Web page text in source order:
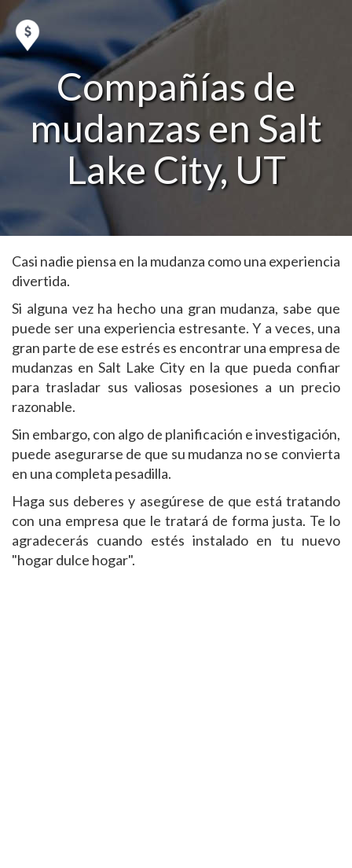
Compañías de
mudanzas en Salt
Lake City, UT
Casi nadie piensa en la mudanza como una experiencia
divertida.
Si alguna vez ha hecho una gran mudanza, sabe que
puede ser una experiencia estresante. Y a veces, una
gran parte de ese estrés es encontrar una empresa de
mudanzas en Salt Lake City en la que pueda confiar
para trasladar sus valiosas posesiones a un precio
razonable.
Sin embargo, con algo de planificación e investigación,
puede asegurarse de que su mudanza no se convierta
en una completa pesadilla.
Haga sus deberes y asegúrese de que está tratando
con una empresa que le tratará de forma justa. Te lo
agradecerás cuando estés instalado en tu nuevo
"hogar dulce hogar".